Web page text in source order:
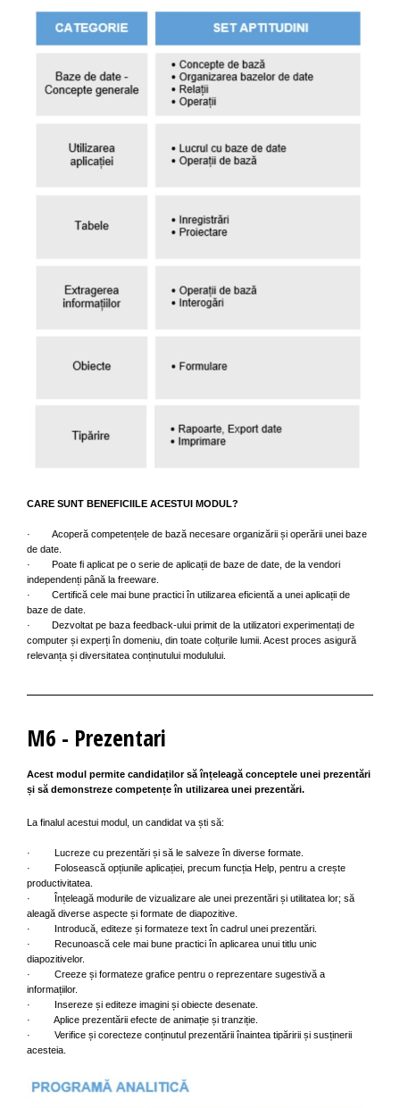
CARE SUNT BENEFICIILE ACESTUI MODUL?
· Acoperă competențele de bază necesare organizării și operării unei baze
de date.
· Poate fi aplicat pe o serie de aplicații de baze de date, de la vendori
independenți până la freeware.
· Certifică cele mai bune practici în utilizarea eficientă a unei aplicații de
baze de date.
· Dezvoltat pe baza feedback-ului primit de la utilizatori experimentați de
computer și experți în domeniu, din toate colțurile lumii. Acest proces asigură
relevanța și diversitatea conținutului modulului.
M6 - Prezentari
Acest modul permite candidaților să înțeleagă conceptele unei prezentări
și să demonstreze competențe în utilizarea unei prezentări.
La finalul acestui modul, un candidat va ști să:
· Lucreze cu prezentări și să le salveze în diverse formate.
· Folosească opțiunile aplicației, precum funcția Help, pentru a crește
productivitatea.
· Înțeleagă modurile de vizualizare ale unei prezentări și utilitatea lor; să
aleagă diverse aspecte și formate de diapozitive.
· Introducă, editeze și formateze text în cadrul unei prezentări.
· Recunoască cele mai bune practici în aplicarea unui titlu unic
diapozitivelor.
· Creeze și formateze grafice pentru o reprezentare sugestivă a
informațiilor.
· Insereze și editeze imagini și obiecte desenate.
· Aplice prezentării efecte de animație și tranziție.
· Verifice și corecteze conținutul prezentării înaintea tipăririi și susținerii
acesteia.